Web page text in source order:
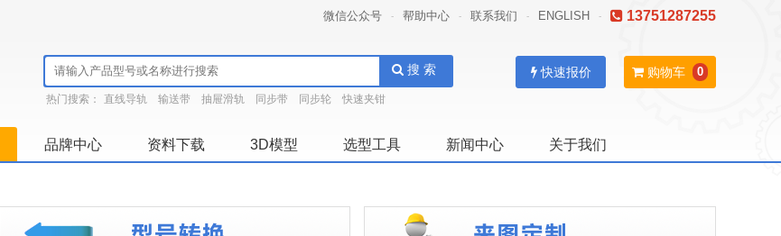
微信公众号 - 帮助中心 - 联系我们 - ENGLISH - 13751287255
搜 索
热门搜索： 直线导轨 输送带 抽屉滑轨 同步带 同步轮 快速夹钳
购物车 0
快速报价
品牌中心 资料下载 3D模型 选型工具 新闻中心 关于我们